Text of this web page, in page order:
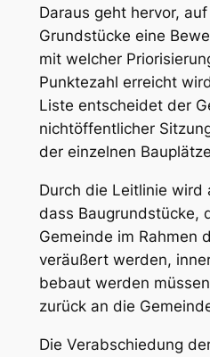
Daraus geht hervor,
Grundstücke eine
mit welcher
Punktezahl erreicht
Liste entscheidet der
nichtöffentlicher
der einzelnen
Durch die Leitlinie wird
dass Baugrundstücke,
Gemeinde im Rahmen
veräußert werden,
bebaut werden
zurück an die
Die Verabschiedung